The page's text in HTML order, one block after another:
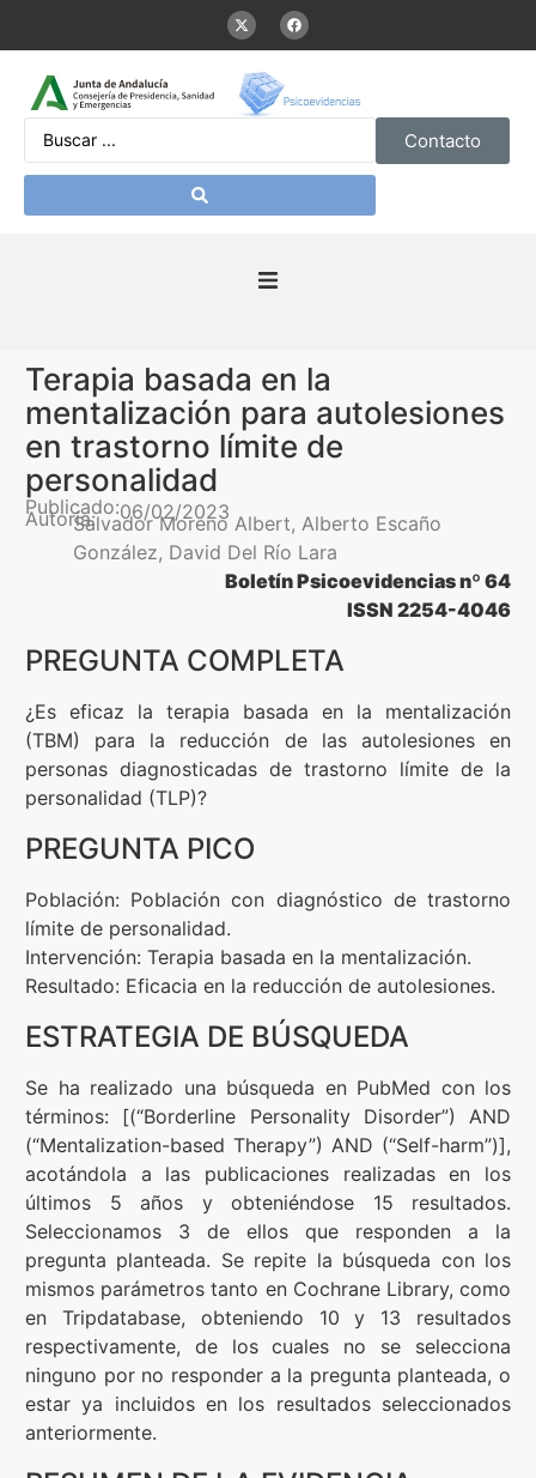
Contacto
Presentación
De interés
Contenidos Psicoevidencias
Boletín
Terapia basada en la
mentalización para autolesiones
en trastorno límite de
personalidad
Publicado:06/02/2023
Autoría:Salvador Moreno Albert, Alberto Escaño
González, David Del Río Lara
Boletín Psicoevidencias nº 64
ISSN 2254-4046
PREGUNTA COMPLETA
¿Es eficaz la terapia basada en la mentalización
(TBM) para la reducción de las autolesiones en
personas diagnosticadas de trastorno límite de la
personalidad (TLP)?
PREGUNTA PICO
Población: Población con diagnóstico de trastorno
límite de personalidad.
Intervención: Terapia basada en la mentalización.
Resultado: Eficacia en la reducción de autolesiones.
ESTRATEGIA DE BÚSQUEDA
Se ha realizado una búsqueda en PubMed con los
términos: [(“Borderline Personality Disorder”) AND
(“Mentalization-based Therapy”) AND (“Self-harm”)],
acotándola a las publicaciones realizadas en los
últimos 5 años y obteniéndose 15 resultados.
Seleccionamos 3 de ellos que responden a la
pregunta planteada. Se repite la búsqueda con los
mismos parámetros tanto en Cochrane Library, como
en Tripdatabase, obteniendo 10 y 13 resultados
respectivamente, de los cuales no se selecciona
ninguno por no responder a la pregunta planteada, o
estar ya incluidos en los resultados seleccionados
anteriormente.